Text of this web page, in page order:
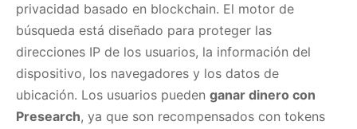
privacidad basado en blockchain. El motor de
búsqueda está diseñado para proteger las
direcciones IP de los usuarios, la información del
dispositivo, los navegadores y los datos de
ubicación. Los usuarios pueden ganar dinero con
Presearch, ya que son recompensados con tokens